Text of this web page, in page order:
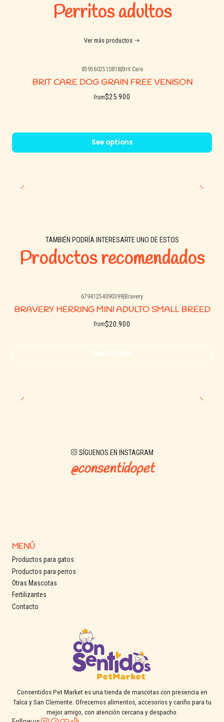
Perritos adultos
Ver más productos
8595602510818| Brit Care
BRIT CARE DOG GRAIN FREE VENISON
from$25.900
See options
TAMBIÉN PODRÍA INTERESARTE UNO DE ESTOS
Productos recomendados
67941254090399|Bravery
BRAVERY HERRING MINI ADULTO SMALL BREED
from$20.900
See details
SÍGUENOS EN INSTAGRAM
@consentidopet
MENÚ
Productos para gatos
Productos para perros
Otras Mascotas
Fertilizantes
Contacto
Consentidos Pet Market es una tienda de mascotas con presencia en
Talca y San Clemente. Ofrecemos alimentos, accesorios y cariño para tu
mejor amigo, con atención cercana y despacho.